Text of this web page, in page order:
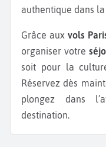
authentique dans
Grâce aux vols
organiser votre
soit pour la
Réservez dès
plongez dans
destination.